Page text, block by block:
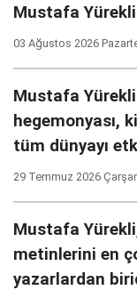
Mustafa
03 Ağustos 2026
Mustafa
hegemonyası,
tüm dünyayı
29 Temmuz 2026
Mustafa
metinlerini en
yazarlardan